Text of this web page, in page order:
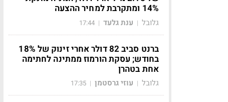
14% ומתקרבת למחיר ההצעה
גלובל | ענת גלעד |
17:44
ברנט סביב 82 דולר אחרי זינוק של 18%
בחודש; עסקת הורמוז ממתינה לחתימה
אחת בטהרן
גלובל | עוזי גרסטמן |
17:35